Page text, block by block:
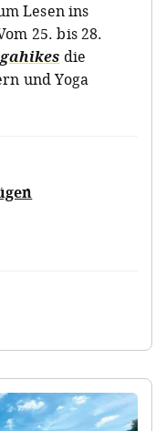
Lesen ins
25. bis 28.
die
und Yoga